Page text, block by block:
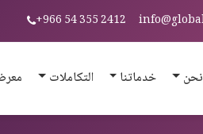
+966 54 355 2412
خدماتنا التكاملات